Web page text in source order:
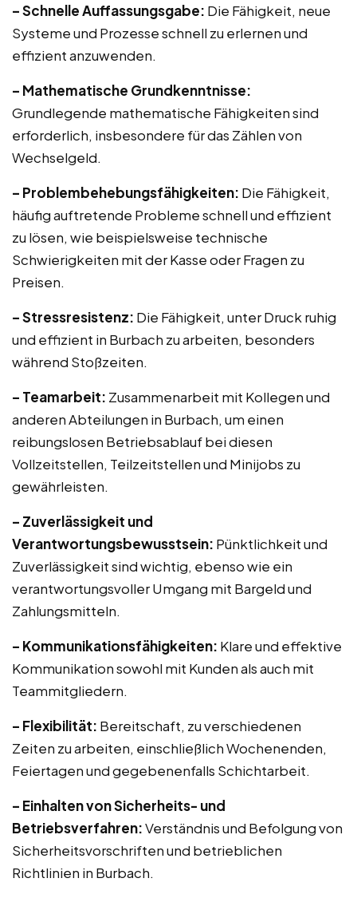
– Schnelle Auffassungsgabe: Die Fähigkeit, neue
Systeme und Prozesse schnell zu erlernen und
effizient anzuwenden.
– Mathematische Grundkenntnisse:
Grundlegende mathematische Fähigkeiten sind
erforderlich, insbesondere für das Zählen von
Wechselgeld.
– Problembehebungsfähigkeiten: Die Fähigkeit,
häufig auftretende Probleme schnell und effizient
zu lösen, wie beispielsweise technische
Schwierigkeiten mit der Kasse oder Fragen zu
Preisen.
– Stressresistenz: Die Fähigkeit, unter Druck ruhig
und effizient in Burbach zu arbeiten, besonders
während Stoßzeiten.
– Teamarbeit: Zusammenarbeit mit Kollegen und
anderen Abteilungen in Burbach, um einen
reibungslosen Betriebsablauf bei diesen
Vollzeitstellen, Teilzeitstellen und Minijobs zu
gewährleisten.
– Zuverlässigkeit und
Verantwortungsbewusstsein: Pünktlichkeit und
Zuverlässigkeit sind wichtig, ebenso wie ein
verantwortungsvoller Umgang mit Bargeld und
Zahlungsmitteln.
– Kommunikationsfähigkeiten: Klare und effektive
Kommunikation sowohl mit Kunden als auch mit
Teammitgliedern.
– Flexibilität: Bereitschaft, zu verschiedenen
Zeiten zu arbeiten, einschließlich Wochenenden,
Feiertagen und gegebenenfalls Schichtarbeit.
– Einhalten von Sicherheits- und
Betriebsverfahren:Verständnis und Befolgung von
Sicherheitsvorschriften und betrieblichen
Richtlinien in Burbach.